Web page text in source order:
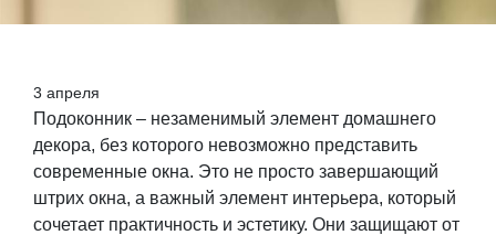
3 апреля
Подоконник – незаменимый элемент домашнего
декора, без которого невозможно представить
современные окна. Это не просто завершающий
штрих окна, а важный элемент интерьера, который
сочетает практичность и эстетику. Они защищают от